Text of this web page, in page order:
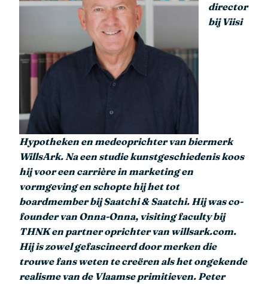
director
bij Viisi
Hypotheken en medeoprichter van biermerk
WillsArk. Na een studie kunstgeschiedenis koos
hij voor een carrière in marketing en
vormgeving en schopte hij het tot
boardmember bij Saatchi & Saatchi. Hij was co-
founder van Onna-Onna, visiting faculty bij
THNK en partner oprichter van willsark.com.
Hij is zowel gefascineerd door merken die
trouwe fans weten te creëren als het ongekende
realisme van de Vlaamse primitieven. Peter